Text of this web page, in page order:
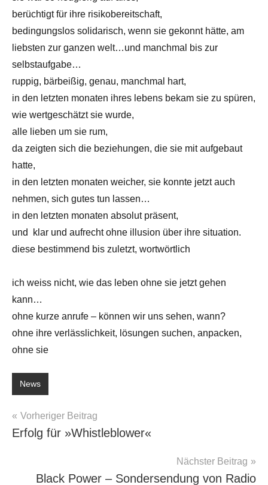
berüchtigt für ihre risikobereitschaft,
bedingungslos solidarisch, wenn sie gekonnt hätte, am
liebsten zur ganzen welt…und manchmal bis zur
selbstaufgabe…
ruppig, bärbeißig, genau, manchmal hart,
in den letzten monaten ihres lebens bekam sie zu spüren,
wie wertgeschätzt sie wurde,
alle lieben um sie rum,
da zeigten sich die beziehungen, die sie mit aufgebaut
hatte,
in den letzten monaten weicher, sie konnte jetzt auch
nehmen, sich gutes tun lassen…
in den letzten monaten absolut präsent,
und klar und aufrecht ohne illusion über ihre situation.
diese bestimmend bis zuletzt, wortwörtlich
ich weiss nicht, wie das leben ohne sie jetzt gehen
kann…
ohne kurze anrufe – können wir uns sehen, wann?
ohne ihre verlässlichkeit, lösungen suchen, anpacken,
ohne sie
News
Beitragsnavigation
Vorheriger Beitrag
Erfolg für »Whistleblower«
Nächster Beitrag
Black Power – Sondersendung von Radio